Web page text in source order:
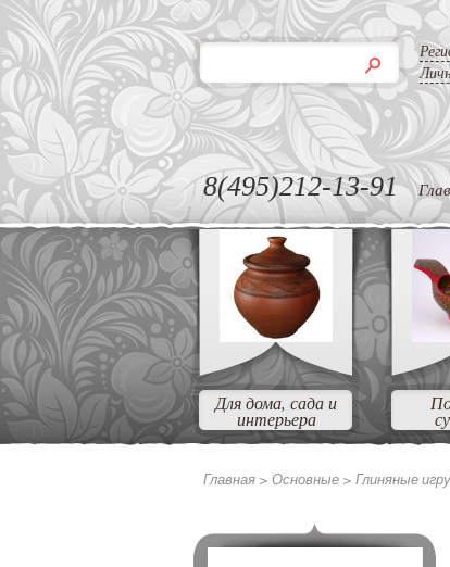
8(495)212-13-91
Для дома, сада и
интерьера
Главная > Основные > Глиняные